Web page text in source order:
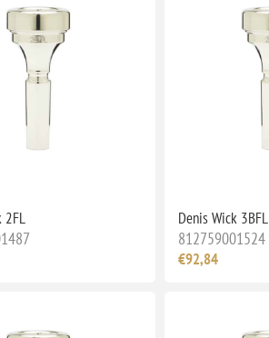
2FL Denis Wick 3BFL
812759001524
€92,84